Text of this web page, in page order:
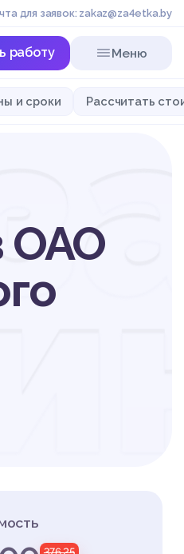
для заявок: zakaz@za4etka.by
работу Меню
и сроки Рассчитать
ОАО